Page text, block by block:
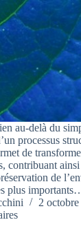
au-delà du
processus
de
contribuant
de
plus
2